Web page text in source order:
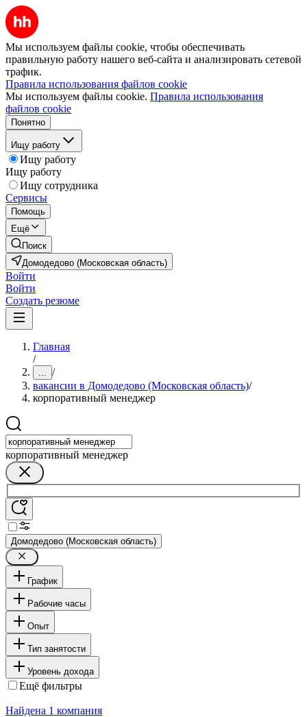
Мы используем файлы cookie, чтобы обеспечивать
правильную работу нашего веб-сайта и анализировать сетевой
трафик.
Правила использования файлов cookie
Мы используем файлы cookie. Правила использования
файлов cookie
Понятно
Ищу работу
Ищу работу
Ищу работу
Ищу сотрудника
Сервисы
Помощь
Ещё
Поиск
Домодедово (Московская область)
Войти
Войти
Создать резюме
Главная
/
... /
вакансии в Домодедово (Московская область)/
корпоративный менеджер
корпоративный менеджер
Домодедово (Московская область)
График
Рабочие часы
Опыт
Тип занятости
Уровень дохода
Ещё фильтры
Найдена 1 компания